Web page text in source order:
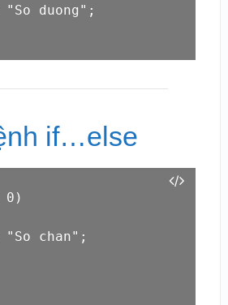
"So duong";
if…else
0)
"So chan";